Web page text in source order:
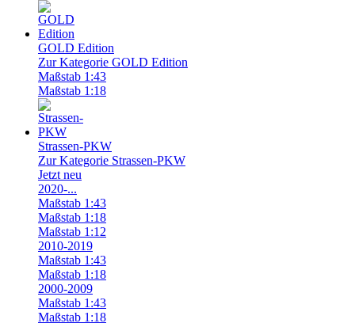
GOLD Edition
Zur Kategorie GOLD Edition
Maßstab 1:43
Maßstab 1:18
Strassen-PKW
Zur Kategorie Strassen-PKW
Jetzt neu
2020-...
Maßstab 1:43
Maßstab 1:18
Maßstab 1:12
2010-2019
Maßstab 1:43
Maßstab 1:18
2000-2009
Maßstab 1:43
Maßstab 1:18